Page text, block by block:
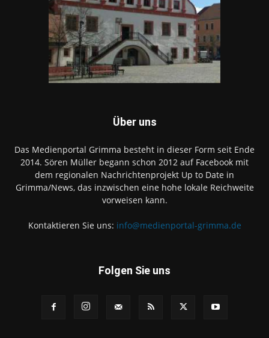
Über uns
Das Medienportal Grimma besteht in dieser Form seit Ende
2014. Sören Müller begann schon 2012 auf Facebook mit
dem regionalen Nachrichtenprojekt Up to Date in
Grimma/News, das inzwischen eine hohe lokale Reichweite
vorweisen kann.
Kontaktieren Sie uns: info@medienportal-grimma.de
Folgen Sie uns